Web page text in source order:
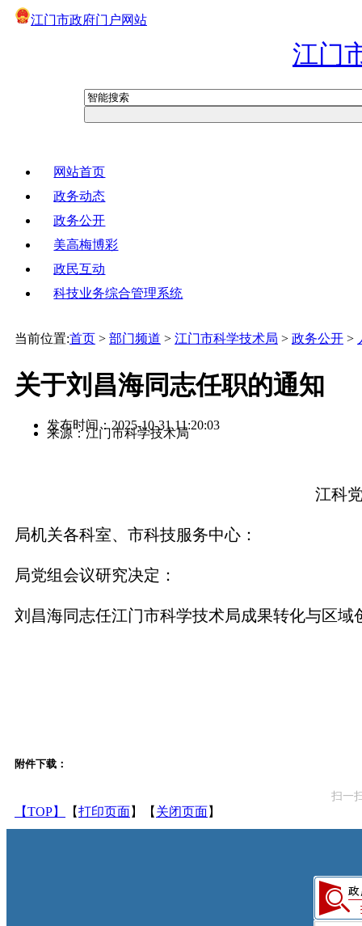
江门市政府门户网站
江门
网站首页
政务动态
政务公开
美高梅博彩
政民互动
科技业务综合管理系统
当前位置:首页 > 部门频道 > 江门市科学技术局 > 政务公开 >
关于刘昌海同志任职的通知
发布时间：2025-10-31 11:20:03
来源：江门市科学技术局
江科
局机关各科室、市科技服务中心：
局党组会议研究决定：
刘昌海同志任江门市科学技术局成果转化与区域
附件下载：
扫一
【TOP】 【打印页面】【 关闭页面】